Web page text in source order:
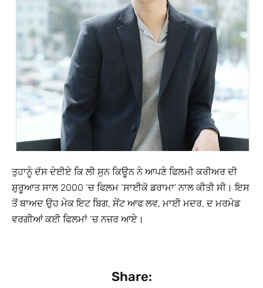
ਤੁਹਾਨੂੰ ਦੱਸ ਦੇਈਏ ਕਿ ਲੀ ਸੁਨ ਕਿਊਨ ਨੇ ਆਪਣੇ ਫਿਲਮੀ ਕਰੀਅਰ ਦੀ
ਸ਼ੁਰੂਆਤ ਸਾਲ 2000 ‘ਚ ਫਿਲਮ ‘ਸਾਈਕੋ ਡਰਾਮਾ’ ਨਾਲ ਕੀਤੀ ਸੀ। ਇਸ
ਤੋਂ ਬਾਅਦ ਉਹ ਮੇਕ ਇਟ ਬਿਗ, ਸੇਂਟ ਆਫ ਲਵ, ਮਾਈ ਮਦਰ, ਦ ਮਰਮੇਡ
ਵਰਗੀਆਂ ਕਈ ਫਿਲਮਾਂ ‘ਚ ਨਜ਼ਰ ਆਏ।
Share: